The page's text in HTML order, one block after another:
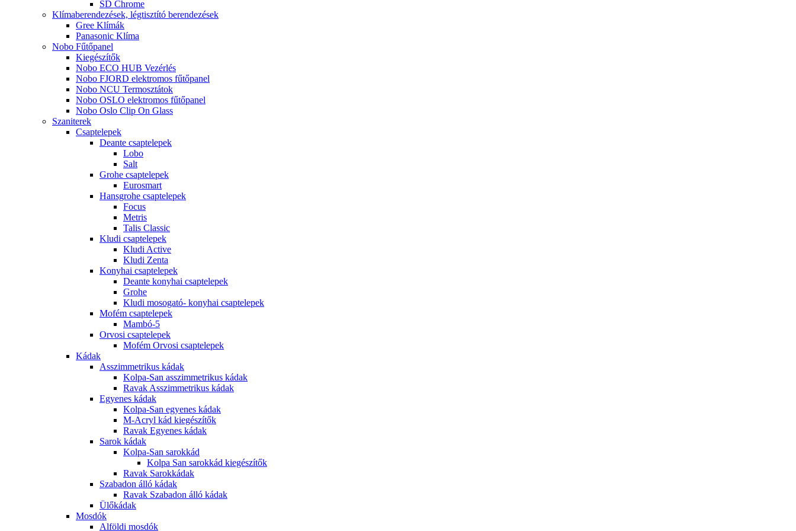
SD Chrome
Klímaberendezések, légtisztító berendezések
Gree Klímák
Panasonic Klíma
Nobo Fűtőpanel
Kiegészítők
Nobo ECO HUB Vezérlés
Nobo FJORD elektromos fűtőpanel
Nobo NCU Termosztátok
Nobo OSLO elektromos fűtőpanel
Nobo Oslo Clip On Glass
Szaniterek
Csaptelepek
Deante csaptelepek
Lobo
Salt
Grohe csaptelepek
Eurosmart
Hansgrohe csaptelepek
Focus
Metris
Talis Classic
Kludi csaptelepek
Kludi Active
Kludi Zenta
Konyhai csaptelepek
Deante konyhai csaptelepek
Grohe
Kludi mosogató- konyhai csaptelepek
Mofém csaptelepek
Mambó-5
Orvosi csaptelepek
Mofém Orvosi csaptelepek
Kádak
Asszimmetrikus kádak
Kolpa-San asszimmetrikus kádak
Ravak Asszimmetrikus kádak
Egyenes kádak
Kolpa-San egyenes kádak
M-Acryl kád kiegészítők
Ravak Egyenes kádak
Sarok kádak
Kolpa-San sarokkád
Kolpa San sarokkád kiegészítők
Ravak Sarokkádak
Szabadon álló kádak
Ravak Szabadon álló kádak
Ülőkádak
Mosdók
Alföldi mosdók